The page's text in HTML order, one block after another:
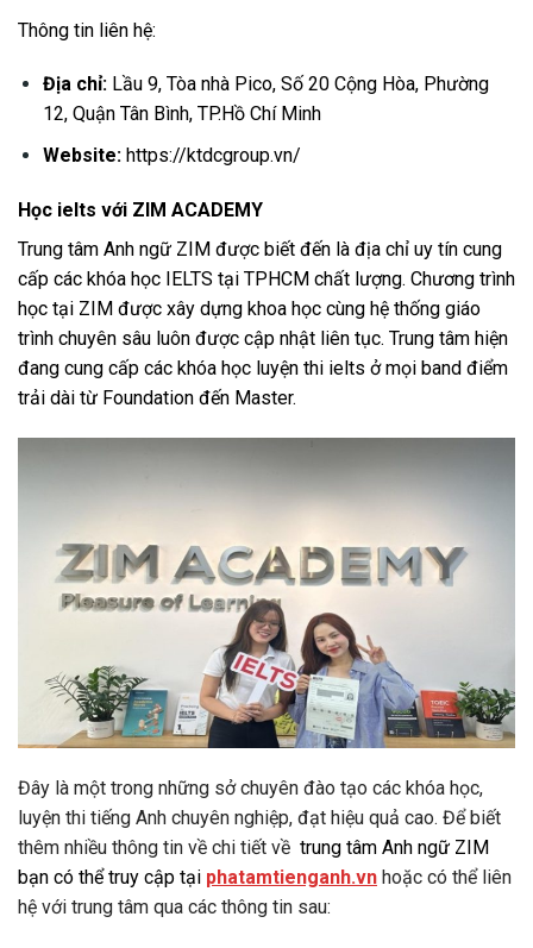
Thông tin liên hệ:
Địa chỉ:Lầu 9, Tòa nhà Pico, Số 20 Cộng Hòa, Phường
12, Quận Tân Bình, TP.Hồ Chí Minh
Website:https://ktdcgroup.vn/
Học ielts với ZIM ACADEMY
Trung tâm Anh ngữ ZIM được biết đến là địa chỉ uy tín cung
cấp các khóa học IELTS tại TPHCM chất lượng. Chương trình
học tại ZIM được xây dựng khoa học cùng hệ thống giáo
trình chuyên sâu luôn được cập nhật liên tục. Trung tâm hiện
đang cung cấp các khóa học luyện thi ielts ở mọi band điểm
trải dài từ Foundation đến Master.
Đây là một trong những sở chuyên đào tạo các khóa học,
luyện thi tiếng Anh chuyên nghiệp, đạt hiệu quả cao. Để biết
thêm nhiều thông tin về chi tiết về trung tâm Anh ngữ ZIM
bạn có thể truy cập tại phatamtienganh.vn hoặc có thể liên
hệ với trung tâm qua các thông tin sau: